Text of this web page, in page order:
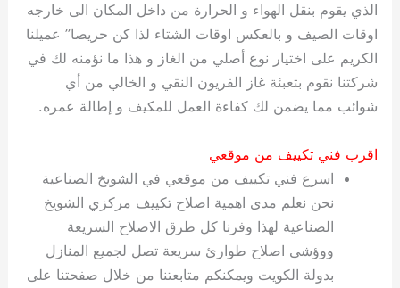
الذي يقوم بنقل الهواء و الحرارة من داخل المكان الى خارجه
اوقات الصيف و بالعكس اوقات الشتاء لذا كن حريصا” عميلنا
الكريم على اختيار نوع أصلي من الغاز و هذا ما نؤمنه لك في
شركتنا نقوم بتعبئة غاز الفريون النقي و الخالي من أي
شوائب مما يضمن لك كفاءة العمل للمكيف و إطالة عمره.
اقرب فني تكييف من موقعي
اسرع فني تكييف من موقعي في الشويخ الصناعية
نحن نعلم مدى اهمية اصلاح تكييف مركزي الشويخ
الصناعية لهذا وفرنا كل طرق الاصلاح السريعة
ووؤشى اصلاح طوارئ سريعة تصل لجميع المنازل
بدولة الكويت ويمكنكم متابعتنا من خلال صفحتنا على